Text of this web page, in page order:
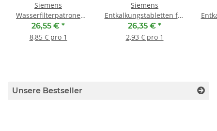
Siemens
Wasserfilterpatrone
TZ70033 (VE3)
26,55 € *
8,85 € pro 1
Siemens
Entkalkungstabletten für
Kaffeevollautomaten
TZ80002N - 3er Pack
26,35 € *
2,93 € pro 1
Unsere Bestseller